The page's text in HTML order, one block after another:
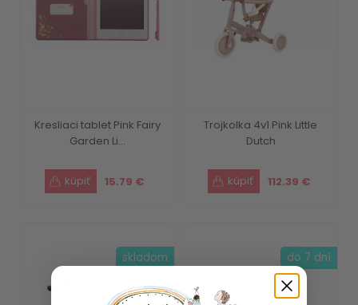
Kresliaci tablet Pink Fairy
Garden Li...
15.79 €
Trojkolka 4v1 Pink Little
Dutch
112.39 €
skladom do 7 dní